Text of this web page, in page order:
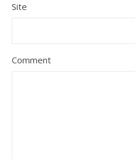
Site
Comment